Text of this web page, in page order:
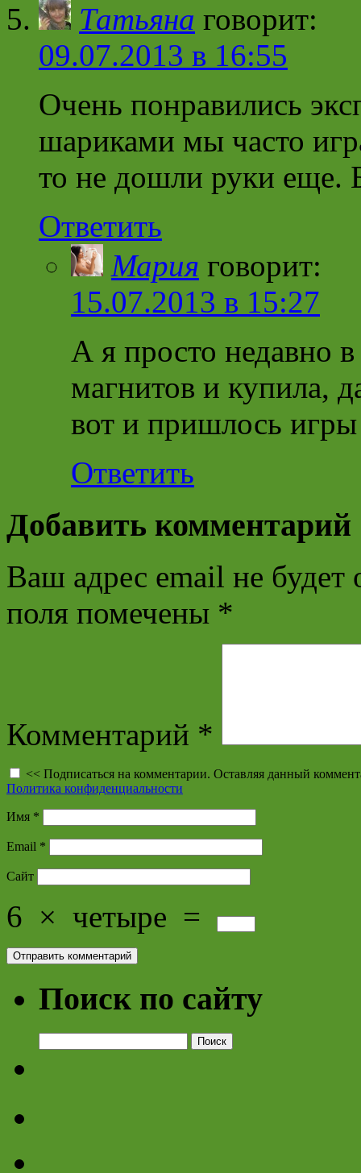
Татьяна говорит:
09.07.2013 в 16:55
Очень понравились
шариками мы часто
то не дошли руки еще.
Ответить
Мария говорит:
15.07.2013 в 15:27
А я просто недавно
магнитов и купила,
вот и пришлось игры
Ответить
Добавить комментарий
Ваш адрес email не будет
поля помечены *
Комментарий *
<< Подписаться на комментарии. Оставляя данный
Политика конфиденциальности
Имя *
Email *
Сайт
6 × четыре =
Поиск по сайту